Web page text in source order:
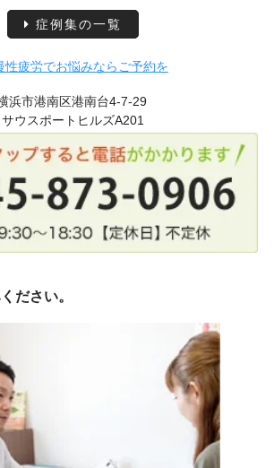
症例集の一覧
性疲労でお悩みならご予約を
浜市港南区港南台4-7-29
サウスポートヒルズA201
ださい。